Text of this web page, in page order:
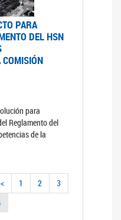
PARA
DEL HSN
para
Reglamento del
de la
< 1 2
3